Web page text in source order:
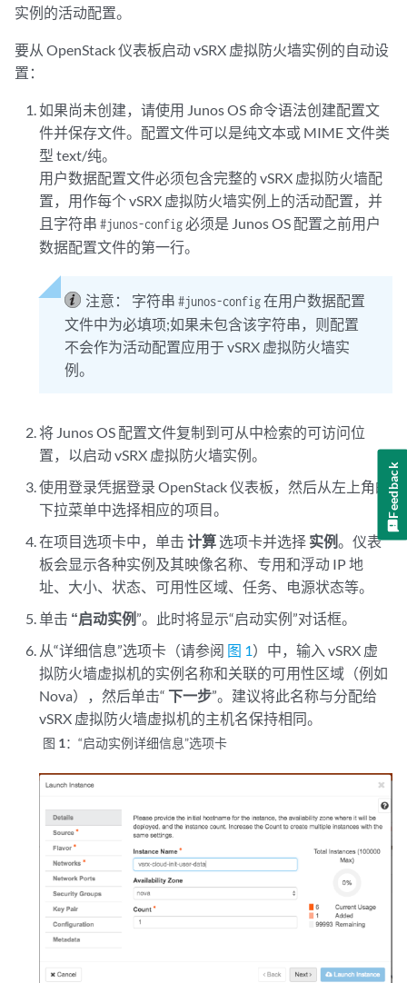
实例的活动配置。
要从 OpenStack 仪表板启动 vSRX 虚拟防火墙实例的自动设
置：
如果尚未创建，请使用 Junos OS 命令语法创建配置文
件并保存文件。配置文件可以是纯文本或 MIME 文件类
型 text/纯。
用户数据配置文件必须包含完整的 vSRX 虚拟防火墙配
置，用作每个 vSRX 虚拟防火墙实例上的活动配置，并
且字符串#junos-config必须是 Junos OS 配置之前用户
数据配置文件的第一行。
注意： 字符串#junos-config在用户数据配置
文件中为必填项;如果未包含该字符串，则配置
不会作为活动配置应用于 vSRX 虚拟防火墙实
例。
将 Junos OS 配置文件复制到可从中检索的可访问位
置，以启动 vSRX 虚拟防火墙实例。
使用登录凭据登录 OpenStack 仪表板，然后从左上角的
下拉菜单中选择相应的项目。
在项目选项卡中，单击计算 选项卡并选择 实例。仪表
板会显示各种实例及其映像名称、专用和浮动 IP 地
址、大小、状态、可用性区域、任务、电源状态等。
单击 “启动实例 ”。此时将显示“启动实例”对话框。
从“详细信息”选项卡（请参阅 图 1）中，输入 vSRX 虚
拟防火墙虚拟机的实例名称和关联的可用性区域（例如
Nova），然后单击“ 下一步”。建议将此名称与分配给
vSRX 虚拟防火墙虚拟机的主机名保持相同。
图 1：“启动实例详细信息”选项卡
Feedback